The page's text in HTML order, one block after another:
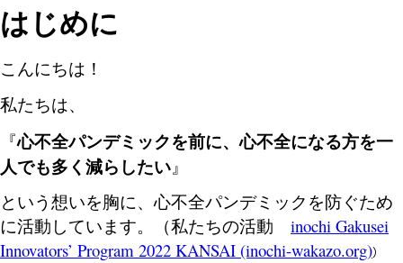
はじめに
こんにちは！
私たちは、
『心不全パンデミックを前に、心不全になる方を一
人でも多く減らしたい 』
という想いを胸に、心不全パンデミックを防ぐため
に活動しています。（私たちの活動 inochi Gakusei
Innovators’ Program 2022 KANSAI (inochi-wakazo.org)）